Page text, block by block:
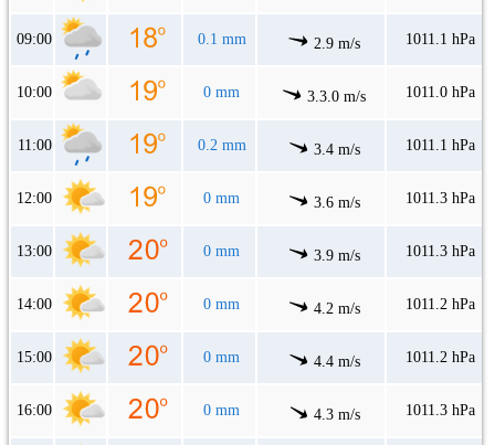
09:00 0.1 mm 2.9 m/s 1011.1 hPa
10:00 0 mm 3.3.0 m/s 1011.0 hPa
11:00 0.2 mm 3.4 m/s 1011.1 hPa
12:00 0 mm 3.6 m/s 1011.3 hPa
13:00 0 mm 3.9 m/s 1011.3 hPa
14:00 0 mm 4.2 m/s 1011.2 hPa
15:00 0 mm 4.4 m/s 1011.2 hPa
16:00 0 mm 4.3 m/s 1011.3 hPa